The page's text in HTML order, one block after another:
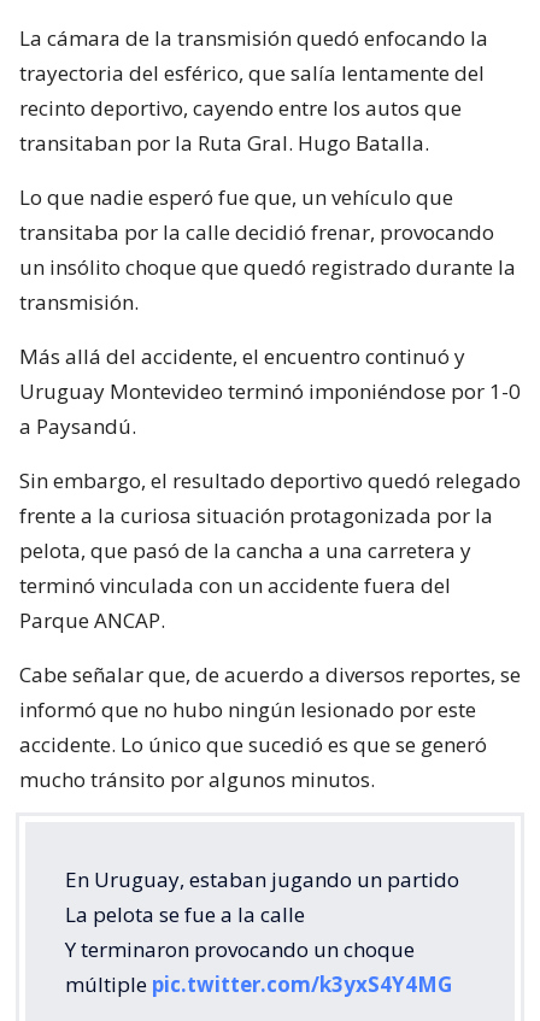
La cámara de la transmisión quedó enfocando la
trayectoria del esférico, que salía lentamente del
recinto deportivo, cayendo entre los autos que
transitaban por la Ruta Gral. Hugo Batalla.
Lo que nadie esperó fue que, un vehículo que
transitaba por la calle decidió frenar, provocando
un insólito choque que quedó registrado durante la
transmisión.
Más allá del accidente, el encuentro continuó y
Uruguay Montevideo terminó imponiéndose por 1-0
a Paysandú.
Sin embargo, el resultado deportivo quedó relegado
frente a la curiosa situación protagonizada por la
pelota, que pasó de la cancha a una carretera y
terminó vinculada con un accidente fuera del
Parque ANCAP.
Cabe señalar que, de acuerdo a diversos reportes, se
informó que no hubo ningún lesionado por este
accidente. Lo único que sucedió es que se generó
mucho tránsito por algunos minutos.
En Uruguay, estaban jugando un partido
La pelota se fue a la calle
Y terminaron provocando un choque
múltiple pic.twitter.com/k3yxS4Y4MG